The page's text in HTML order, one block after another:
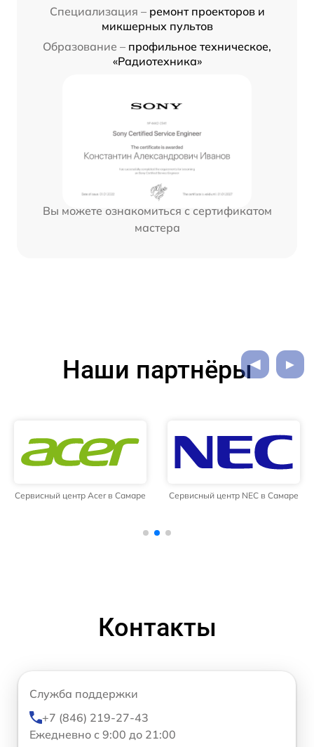
Специализация – ремонт проекторов и
микшерных пультов
Образование – профильное техническое,
«Радиотехника»
Вы можете ознакомиться с сертификатом
мастера
Наши партнёры
Сервисный центр Acer в Самаре Сервисный центр NEC в Самаре
Контакты
Служба поддержки
+7 (846) 219-27-43
Ежедневно с 9:00 до 21:00